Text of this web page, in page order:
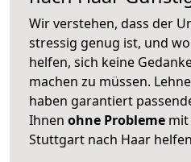
Wir verstehen, dass der
stressig genug ist, und
helfen, sich keine
machen zu müssen.
haben garantiert
Ihnen ohne Probleme mit
Stuttgart nach Haar